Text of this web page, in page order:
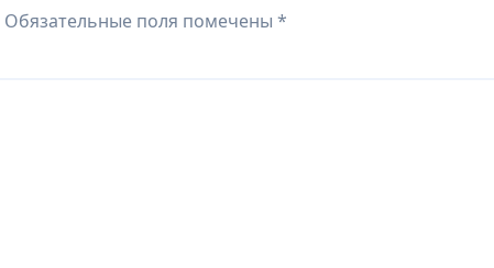
Обязательные поля помечены *